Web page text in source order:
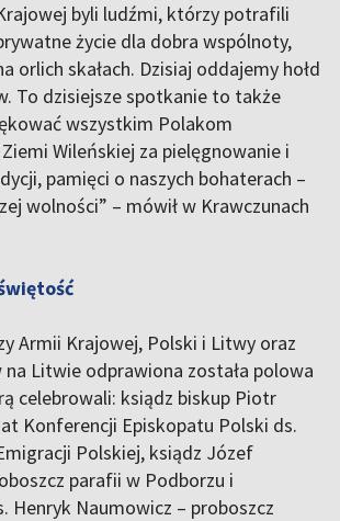
byli ludźmi, którzy potrafili
życie dla dobra wspólnoty,
orlich skałach. Dzisiaj oddajemy hołd
To dzisiejsze spotkanie to także
wszystkim Polakom
Wileńskiej za pielęgnowanie i
pamięci o naszych bohaterach –
wolności” – mówił w Krawczunach
Armii Krajowej, Polski i Litwy oraz
Litwie odprawiona została polowa
celebrowali: ksiądz biskup Piotr
Konferencji Episkopatu Polski ds.
Polskiej, ksiądz Józef
parafii w Podborzu i
Henryk Naumowicz – proboszcz